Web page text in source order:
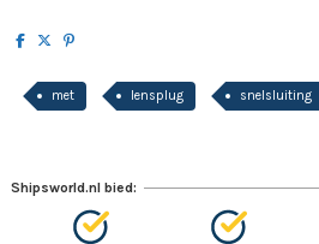
met lensplug snelsluiting
Shipsworld.nl bied: